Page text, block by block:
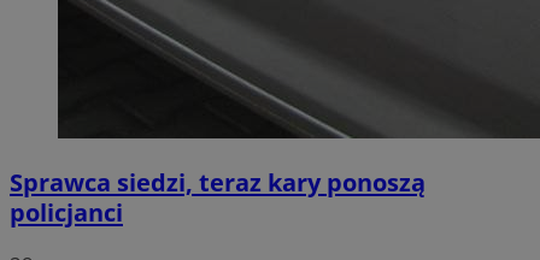
Sprawca siedzi, teraz kary ponoszą
policjanci